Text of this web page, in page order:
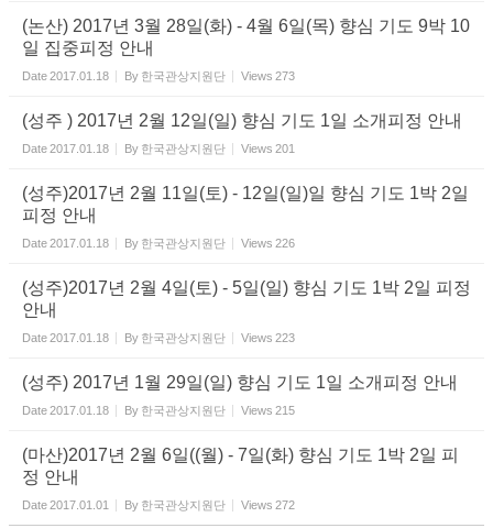
(논산) 2017년 3월 28일(화) - 4월 6일(목) 향심 기도 9박 10
일 집중피정 안내
Date2017.01.18 By 한국관상지원단 Views 273
(성주 ) 2017년 2월 12일(일) 향심 기도 1일 소개피정 안내
Date2017.01.18 By 한국관상지원단 Views 201
(성주)2017년 2월 11일(토) - 12일(일)일 향심 기도 1박 2일
피정 안내
Date2017.01.18 By 한국관상지원단 Views 226
(성주)2017년 2월 4일(토) - 5일(일) 향심 기도 1박 2일 피정
안내
Date2017.01.18 By 한국관상지원단 Views 223
(성주) 2017년 1월 29일(일) 향심 기도 1일 소개피정 안내
Date2017.01.18 By 한국관상지원단 Views 215
(마산)2017년 2월 6일((월) - 7일(화) 향심 기도 1박 2일 피
정 안내
Date2017.01.01 By 한국관상지원단 Views 272